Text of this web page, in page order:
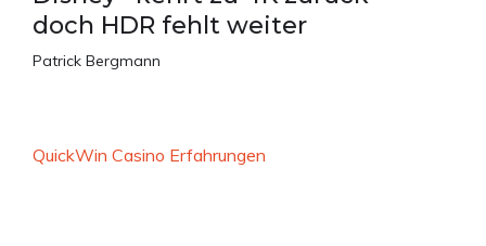
doch HDR fehlt weiter
Patrick Bergmann
QuickWin Casino Erfahrungen